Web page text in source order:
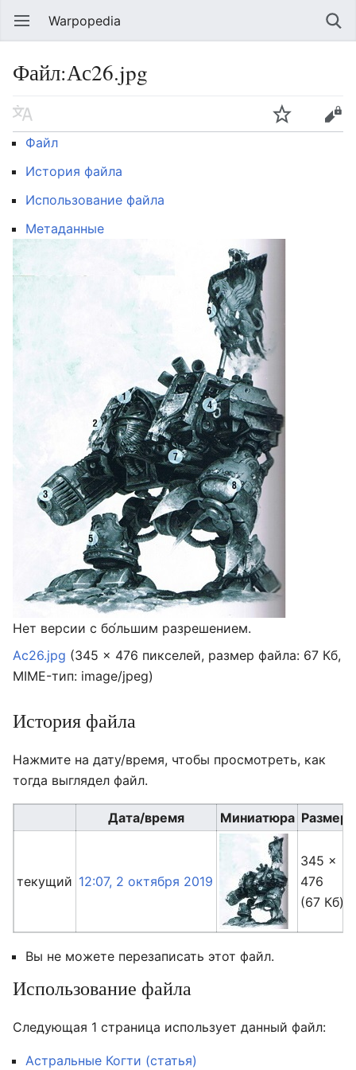
Warpopedia
Файл:Ас26.jpg
Файл
История файла
Использование файла
Метаданные
Нет версии с бо́льшим разрешением.
Ас26.jpg (345 × 476 пикселей, размер файла: 67 Кб,
MIME-тип: image/jpeg)
История файла
Нажмите на дату/время, чтобы просмотреть, как
тогда выглядел файл.
Дата/время Миниатюра
текущий 12:07, 2 октября 2019
345 ×
476
(67 Кб)
Вы не можете перезаписать этот файл.
Использование файла
Следующая 1 страница использует данный файл:
Астральные Когти (статья)